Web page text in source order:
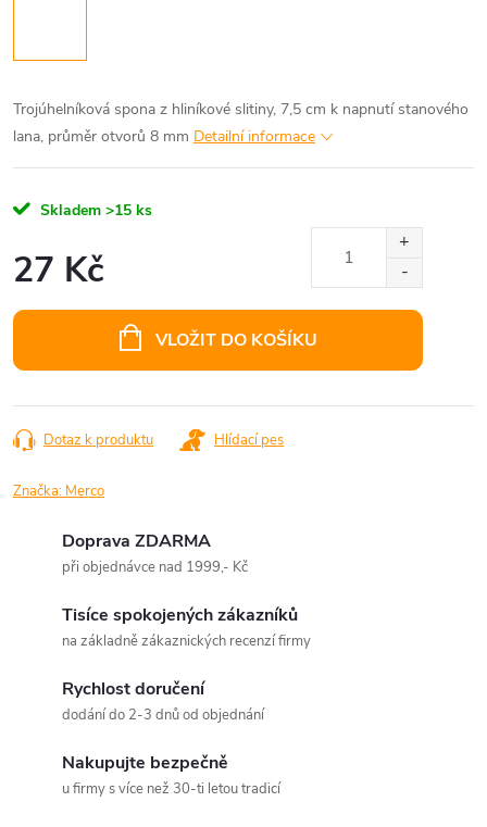
Trojúhelníková spona z hliníkové slitiny, 7,5 cm k napnutí stanového
lana, průměr otvorů 8 mm Detailní informace
Skladem >15 ks
27 Kč
VLOŽIT DO KOŠÍKU
Dotaz k produktu Hlídací pes
Značka: Merco
Doprava ZDARMA
při objednávce nad 1999,- Kč
Tisíce spokojených zákazníků
na základně zákaznických recenzí firmy
Rychlost doručení
dodání do 2-3 dnů od objednání
Nakupujte bezpečně
u firmy s více než 30-ti letou tradicí